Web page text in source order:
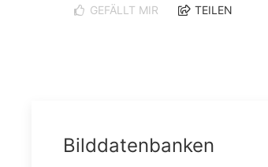
GEFÄLLT MIR TEILEN
Bilddatenbanken